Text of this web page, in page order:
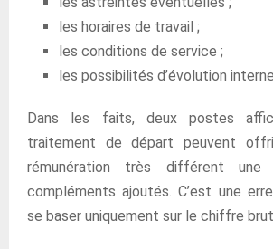
les horaires de travail ;
les conditions de service ;
les possibilités d’évolution
Dans les faits, deux postes
traitement de départ peuvent
rémunération très différent
compléments ajoutés. C’est une
se baser uniquement sur le chiffre